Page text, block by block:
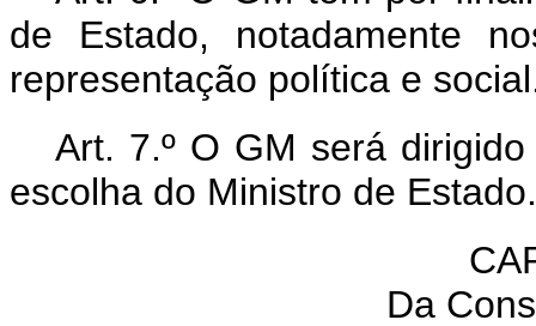
de Estado, notadamente
representação política e
Art. 7.º O GM será
escolha do Ministro de Estado.
Da